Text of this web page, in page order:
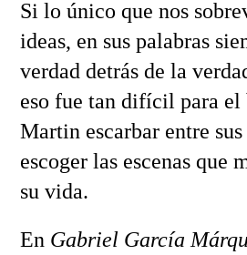
Si lo único que nos
ideas, en sus palabras
verdad detrás de la
eso fue tan difícil para
Martin escarbar entre
escoger las escenas que
su vida.
En Gabriel García